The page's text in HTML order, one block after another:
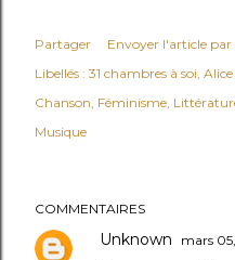
Partager
Envoyer l'article par
Libellés : 31 chambres à soi
Chanson Féminisme
Musique
COMMENTAIRES
Unknown mars